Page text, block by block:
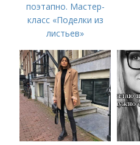
поэтапно. Мастер-
класс «Поделки из
листьев»